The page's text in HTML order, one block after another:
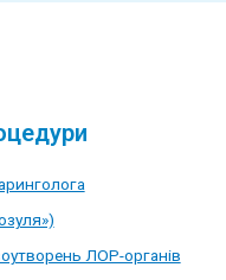
ЛОР-органів